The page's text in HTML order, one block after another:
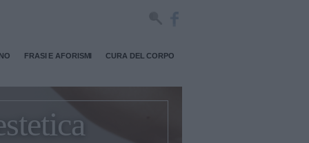
FRASI E AFORISMI CURA DEL CORPO